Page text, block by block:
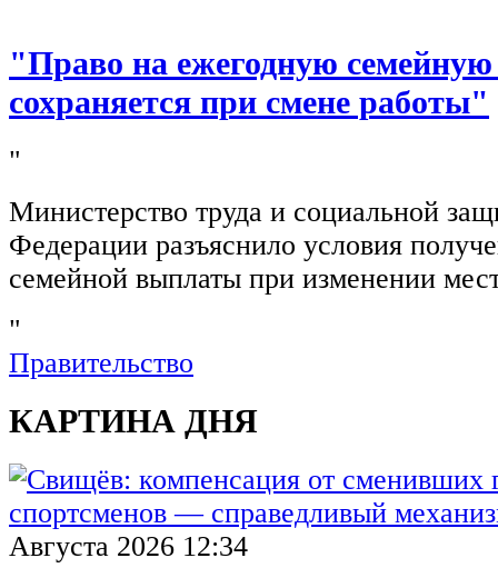
"Право на ежегодную
сохраняется при смене работы"
"
Министерство труда и социальной
Федерации разъяснило условия
семейной выплаты при изменении
"
Правительство
КАРТИНА ДНЯ
Августа 2026 12:34